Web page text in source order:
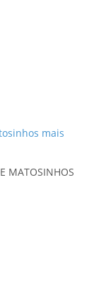
MATOSINHOS